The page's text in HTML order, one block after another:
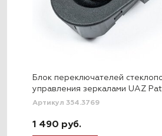
Блок переключателей
управления зеркалами UAZ
Артикул 354.3769
1 490 руб.